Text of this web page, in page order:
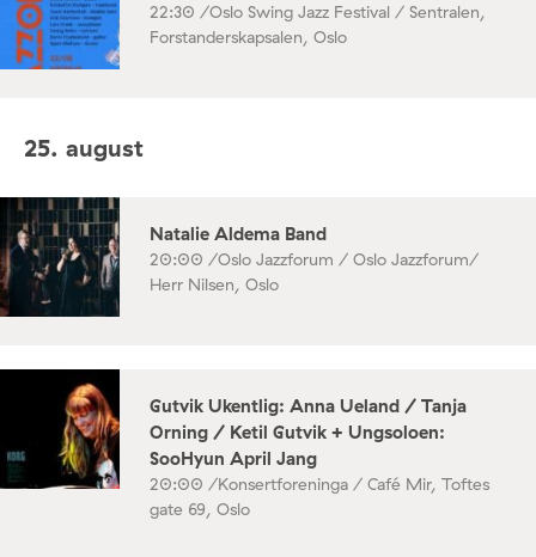
22:30 /Oslo Swing Jazz Festival / Sentralen,
Forstanderskapsalen, Oslo
25. august
Natalie Aldema Band
20:00 /Oslo Jazzforum / Oslo Jazzforum/
Herr Nilsen, Oslo
Gutvik Ukentlig: Anna Ueland / Tanja
Orning / Ketil Gutvik + Ungsoloen:
SooHyun April Jang
20:00 /Konsertforeninga / Café Mir, Toftes
gate 69, Oslo